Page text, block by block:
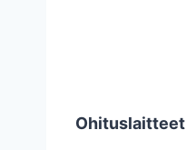
Ohituslaitteet